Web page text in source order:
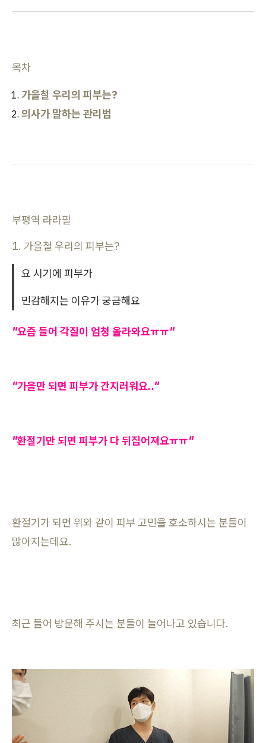
목차
가을철 우리의 피부는?
의사가 말하는 관리법
부평역 라라필
1. 가을철 우리의 피부는?
요 시기에 피부가
민감해지는 이유가 궁금해요
"요즘 들어 각질이 엄청 올라와요ㅠㅠ"
"가을만 되면 피부가 간지러워요.."
"환절기만 되면 피부가 다 뒤집어져요ㅠㅠ"
환절기가 되면 위와 같이 피부 고민을 호소하시는 분들이
많아지는데요.
최근 들어 방문해 주시는 분들이 늘어나고 있습니다.